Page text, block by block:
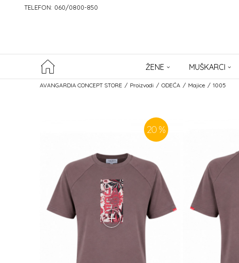
TELEFON: 060/0800-850
ŽENE MUŠKARCI
AVANGARDIA CONCEPT STORE Proizvodi ODEĆA Majice 1005
20 %